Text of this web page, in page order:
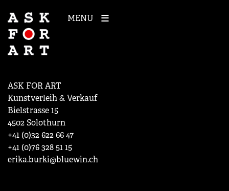
MENU
ASK FOR ART
Kunstverleih & Verkauf
Bielstrasse 15
4502 Solothurn
+41 (0)32 622 66 47
+41 (0)76 328 51 15
erika.burki@bluewin.ch